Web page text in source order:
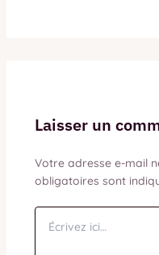
Laisser un
Votre adresse e-mail
obligatoires sont
Écrivez
ici…